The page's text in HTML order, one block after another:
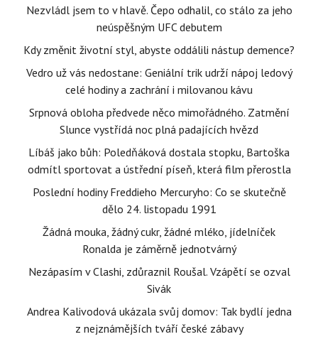
Nezvládl jsem to v hlavě. Čepo odhalil, co stálo za jeho
neúspěšným UFC debutem
Kdy změnit životní styl, abyste oddálili nástup demence?
Vedro už vás nedostane: Geniální trik udrží nápoj ledový
celé hodiny a zachrání i milovanou kávu
Srpnová obloha předvede něco mimořádného. Zatmění
Slunce vystřídá noc plná padajících hvězd
Líbáš jako bůh: Poledňáková dostala stopku, Bartoška
odmítl sportovat a ústřední píseň, která film přerostla
Poslední hodiny Freddieho Mercuryho: Co se skutečně
dělo 24. listopadu 1991
Žádná mouka, žádný cukr, žádné mléko, jídelníček
Ronalda je záměrně jednotvárný
Nezápasím v Clashi, zdůraznil Roušal. Vzápětí se ozval
Sivák
Andrea Kalivodová ukázala svůj domov: Tak bydlí jedna
z nejznámějších tváří české zábavy